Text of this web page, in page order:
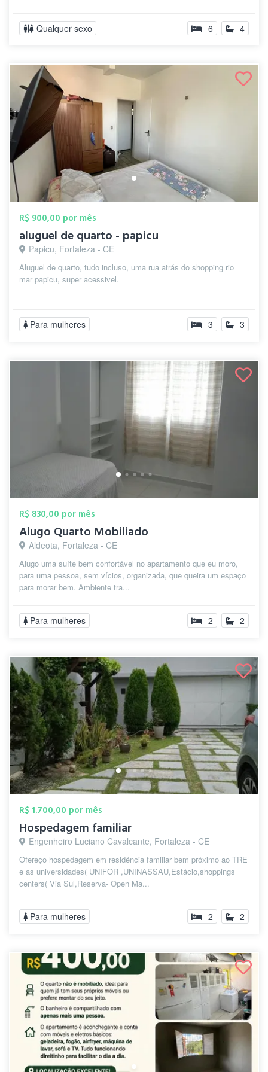
Qualquer sexo 6 4
R$ 900,00 por mês
aluguel de quarto - papicu
Papicu, Fortaleza - CE
Aluguel de quarto, tudo incluso, uma rua atrás do shopping rio
mar papicu, super acessivel.
Para mulheres 3 3
R$ 830,00 por mês
Alugo Quarto Mobiliado
Aldeota, Fortaleza - CE
Alugo uma suíte bem confortável no apartamento que eu moro,
para uma pessoa, sem vícios, organizada, que queira um espaço
para morar bem. Ambiente tra...
Para mulheres 2 2
R$ 1.700,00 por mês
Hospedagem familiar
Engenheiro Luciano Cavalcante, Fortaleza - CE
Ofereço hospedagem em residência familiar bem próximo ao TRE
e as universidades( UNIFOR ,UNINASSAU,Estácio,shoppings
centers( Via Sul,Reserva- Open Ma...
Para mulheres 2 2